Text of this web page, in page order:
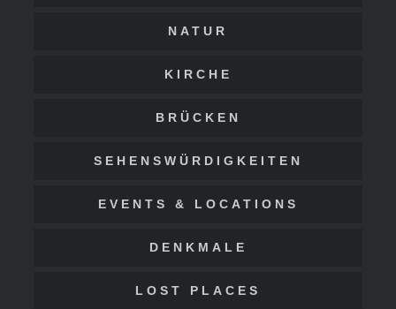
NATUR
KIRCHE
BRÜCKEN
SEHENSWÜRDIGKEITEN
EVENTS & LOCATIONS
DENKMALE
LOST PLACES